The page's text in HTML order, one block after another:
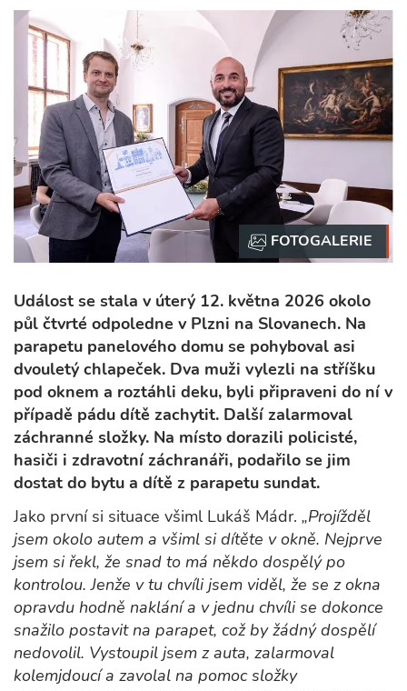
Událost se stala v úterý 12. května 2026 okolo
půl čtvrté odpoledne v Plzni na Slovanech. Na
parapetu panelového domu se pohyboval asi
dvouletý chlapeček. Dva muži vylezli na stříšku
pod oknem a roztáhli deku, byli připraveni do ní v
případě pádu dítě zachytit. Další zalarmoval
záchranné složky. Na místo dorazili policisté,
hasiči i zdravotní záchranáři, podařilo se jim
dostat do bytu a dítě z parapetu sundat.
Jako první si situace všiml Lukáš Mádr. „Projížděl
jsem okolo autem a všiml si dítěte v okně. Nejprve
jsem si řekl, že snad to má někdo dospělý po
kontrolou. Jenže v tu chvíli jsem viděl, že se z okna
opravdu hodně naklání a v jednu chvíli se dokonce
snažilo postavit na parapet, což by žádný dospělí
nedovolil. Vystoupil jsem z auta, zalarmoval
kolemjdoucí a zavolal na pomoc složky